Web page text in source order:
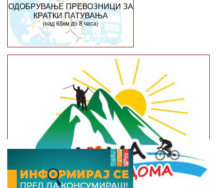
ОДОБРУВАЊЕ ПРЕВОЗНИЦИ ЗА
КРАТКИ ПАТУВАЊА
(над 65км до 8 часа)